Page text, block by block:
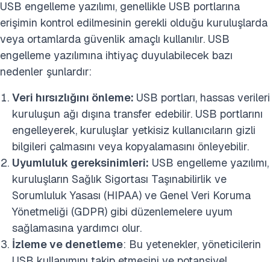
USB engelleme yazılımı, genellikle USB portlarına
erişimin kontrol edilmesinin gerekli olduğu kuruluşlarda
veya ortamlarda güvenlik amaçlı kullanılır. USB
engelleme yazılımına ihtiyaç duyulabilecek bazı
nedenler şunlardır:
Veri hırsızlığını önleme: USB portları, hassas verileri
kuruluşun ağı dışına transfer edebilir. USB portlarını
engelleyerek, kuruluşlar yetkisiz kullanıcıların gizli
bilgileri çalmasını veya kopyalamasını önleyebilir.
Uyumluluk gereksinimleri: USB engelleme yazılımı,
kuruluşların Sağlık Sigortası Taşınabilirlik ve
Sorumluluk Yasası (HIPAA) ve Genel Veri Koruma
Yönetmeliği (GDPR) gibi düzenlemelere uyum
sağlamasına yardımcı olur.
İzleme ve denetleme: Bu yetenekler, yöneticilerin